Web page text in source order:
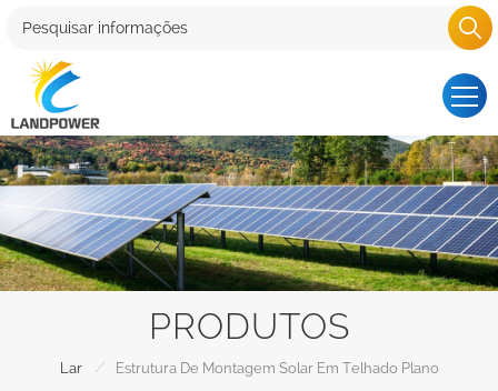
PRODUTOS
Lar / Estrutura De Montagem Solar Em Telhado Plano